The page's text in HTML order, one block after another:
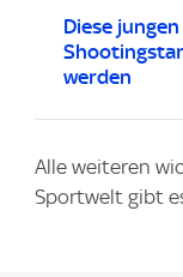
Diese
werden
Alle weiteren
Sportwelt gibt